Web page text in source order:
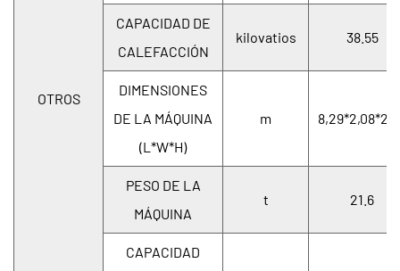
OTROS
CAPACIDAD DE
CALEFACCIÓN
kilovatios 38.55
DIMENSIONES
DE LA MÁQUINA
(L*W*H)
m
PESO DE LA
MÁQUINA
t 21.6
CAPACIDAD